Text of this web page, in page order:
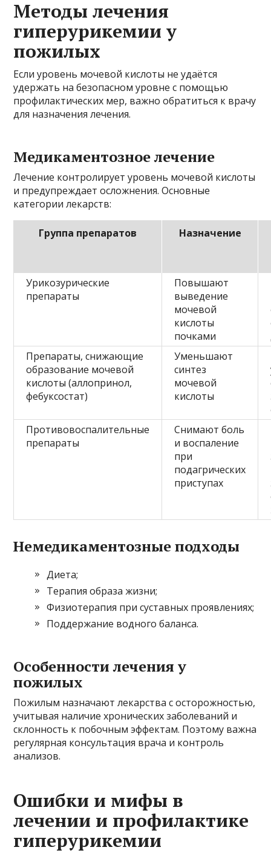
Методы лечения
гиперурикемии у
пожилых
Если уровень мочевой кислоты не удаётся
удержать на безопасном уровне с помощью
профилактических мер, важно обратиться к врачу
для назначения лечения.
Медикаментозное лечение
Лечение контролирует уровень мочевой кислоты
и предупреждает осложнения. Основные
категории лекарств:
Группа препаратов Назначение
Урикозурические
препараты
Повышают
выведение
мочевой
кислоты
почками
Препараты, снижающие
образование мочевой
кислоты (аллопринол,
фебуксостат)
Уменьшают
синтез
мочевой
кислоты
Противовоспалительные
препараты
Снимают боль
и воспаление
при
подагрических
приступах
Немедикаментозные подходы
Диета;
Терапия образа жизни;
Физиотерапия при суставных проявлениях;
Поддержание водного баланса.
Особенности лечения у
пожилых
Пожилым назначают лекарства с осторожностью,
учитывая наличие хронических заболеваний и
склонность к побочным эффектам. Поэтому важна
регулярная консультация врача и контроль
анализов.
Ошибки и мифы в
лечении и профилактике
гиперурикемии